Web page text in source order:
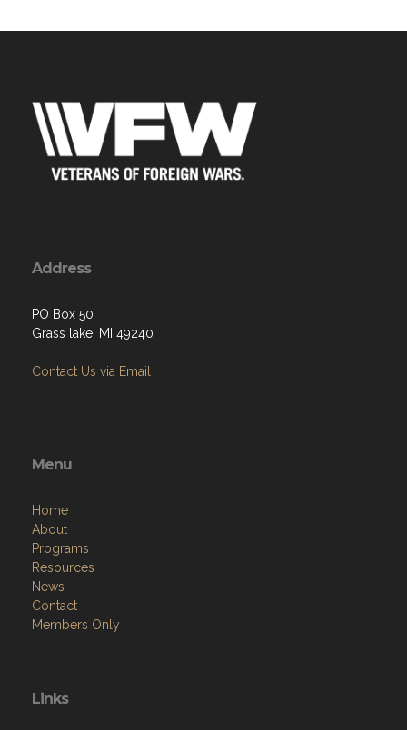
Address
PO Box 50
Grass lake, MI 49240
Contact Us via Email
Menu
Home
About
Programs
Resources
News
Contact
Members Only
Links